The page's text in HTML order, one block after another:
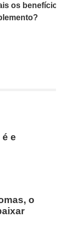
os benefícios
e
o